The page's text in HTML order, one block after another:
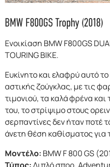
BMW F800GS Trophy (2018)
Ενοικίαση BMW F800GS
TOURING BIKE.
Ευκίνητο και ελαφρύ αυτό
αστικής ζούγκλας, με τις
τιμονιού, τα καλά φρένα
του, το στρίψιμο στους
σερπαντίνες δεν ήταν ποτέ
άνετη θέση καθίσματος για
Μοντέλο: BMW F 800 GS